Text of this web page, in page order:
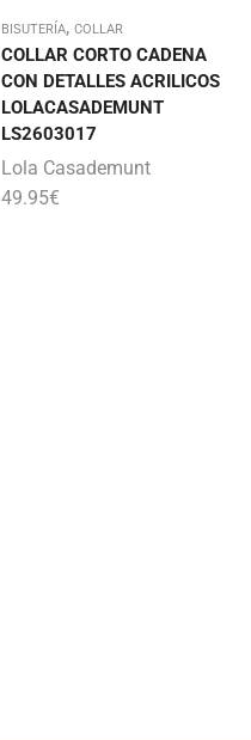
BISUTERÍA, COLLAR
COLLAR CORTO CADENA
CON DETALLES ACRILICOS
LOLACASADEMUNT
LS2603017
Lola Casademunt
49.95€